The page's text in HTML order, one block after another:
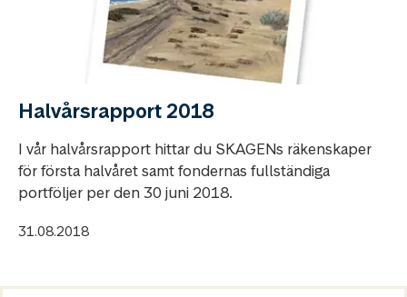
Halvårsrapport 2018
I vår halvårsrapport hittar du SKAGENs räkenskaper
för första halvåret samt fondernas fullständiga
portföljer per den 30 juni 2018.
31.08.2018